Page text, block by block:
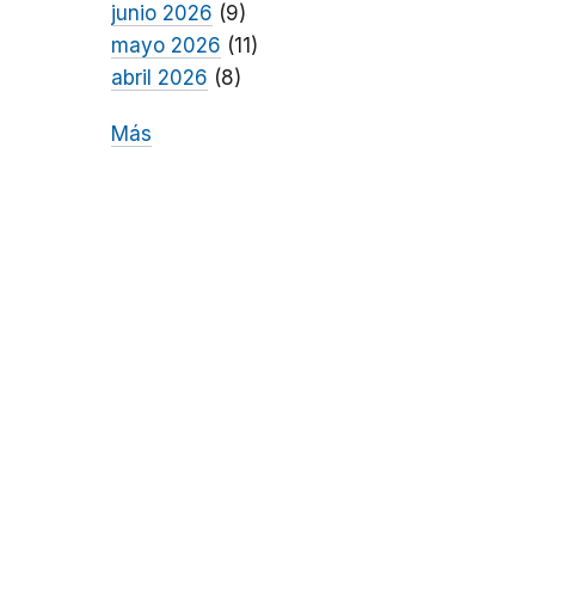
junio 2026 (9)
mayo 2026 (11)
abril 2026 (8)
Más